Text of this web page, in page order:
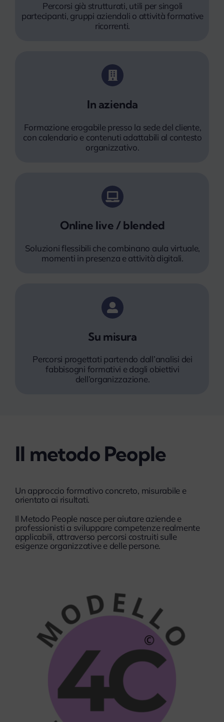
Percorsi già strutturati, utili per singoli
partecipanti, gruppi aziendali o attività formative
ricorrenti.
In azienda
Formazione erogabile presso la sede del cliente,
con calendario e contenuti adattabili al contesto
organizzativo.
Online live / blended
Soluzioni flessibili che combinano aula virtuale,
momenti in presenza e attività digitali.
Su misura
Percorsi progettati partendo dall’analisi dei
fabbisogni formativi e dagli obiettivi
dell’organizzazione.
Il metodo People
Un approccio formativo concreto, misurabile e
orientato ai risultati.
Il Metodo People nasce per aiutare aziende e
professionisti a sviluppare competenze realmente
applicabili, attraverso percorsi costruiti sulle
esigenze organizzative e delle persone.